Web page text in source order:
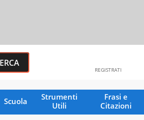
REGISTRATI
Scuola
Strumenti
Utili
Frasi e
Citazioni